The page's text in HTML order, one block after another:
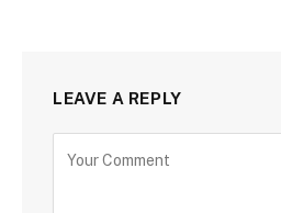
LEAVE A REPLY